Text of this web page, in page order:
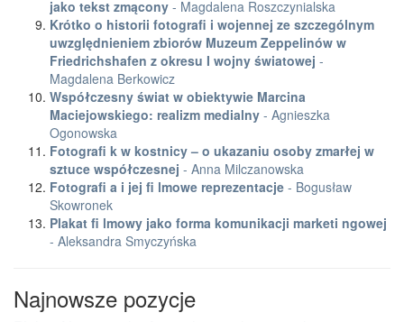
jako tekst zmącony - Magdalena Roszczynialska
Krótko o historii fotografi i wojennej ze szczególnym
uwzględnieniem zbiorów Muzeum Zeppelinów w
Friedrichshafen z okresu I wojny światowej -
Magdalena Berkowicz
Współczesny świat w obiektywie Marcina
Maciejowskiego: realizm medialny - Agnieszka
Ogonowska
Fotografi k w kostnicy – o ukazaniu osoby zmarłej w
sztuce współczesnej - Anna Milczanowska
Fotografi a i jej fi lmowe reprezentacje - Bogusław
Skowronek
Plakat fi lmowy jako forma komunikacji marketi ngowej
- Aleksandra Smyczyńska
Najnowsze pozycje